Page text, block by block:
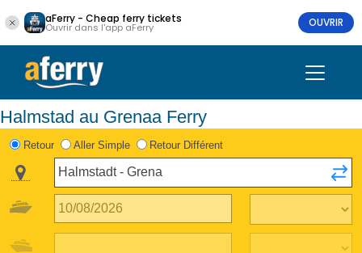
aFerry - Cheap ferry tickets
Ouvrir dans l'app aFerry OUVRIR
Halmstad au Grenaa Ferry
Retour Aller Simple Retour Différent